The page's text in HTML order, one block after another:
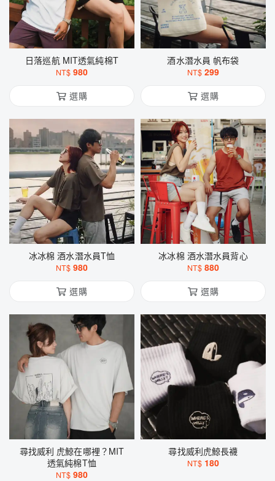
日落巡航 MIT透氣純棉T
NT$ 980
選購
酒水潛水員 帆布袋
NT$ 299
選購
冰冰棉 酒水潛水員T恤
NT$ 980
選購
冰冰棉 酒水潛水員背心
NT$ 880
選購
尋找威利 虎鯨在哪裡？MIT
透氣純棉T恤
NT$ 980
尋找威利虎鯨長襪
NT$ 180